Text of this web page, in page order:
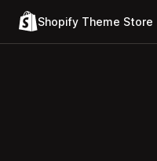
Shopify Theme Store